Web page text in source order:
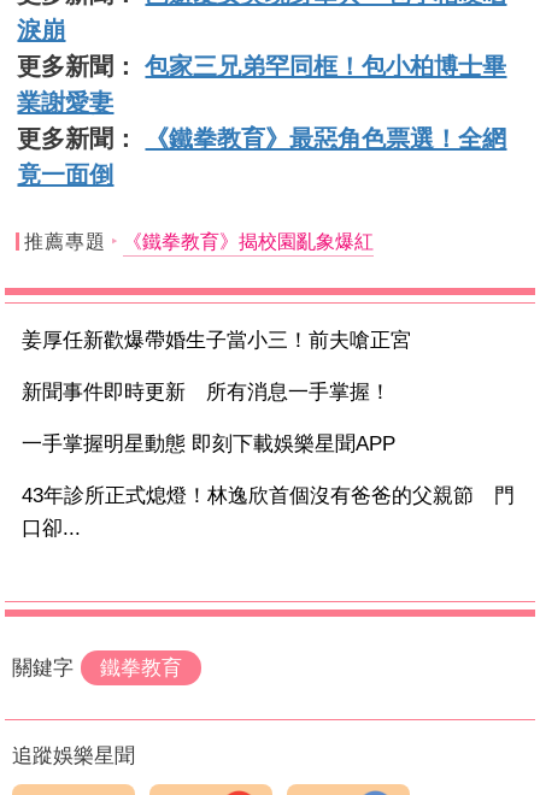
淚崩
更多新聞：包家三兄弟罕同框！包小柏博士畢
業謝愛妻
更多新聞：
《鐵拳教育》最惡角色票選！全網
竟一面倒
推薦專題 《鐵拳教育》揭校園亂象爆紅
姜厚任新歡爆帶婚生子當小三！前夫嗆正宮
新聞事件即時更新 所有消息一手掌握！
一手掌握明星動態 即刻下載娛樂星聞APP
43年診所正式熄燈！林逸欣首個沒有爸爸的父親節 門
口卻...
關鍵字 鐵拳教育
追蹤娛樂星聞